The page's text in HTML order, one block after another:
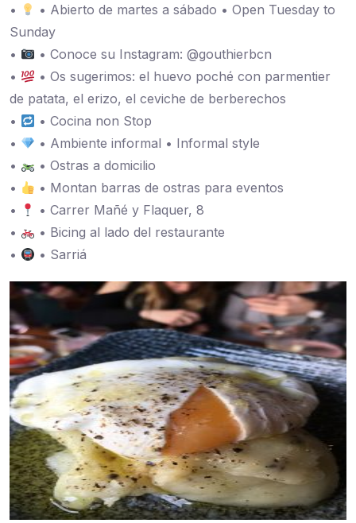
•
• Abierto de martes a sábado • Open Tuesday to
Sunday
•
• Conoce su Instagram: @gouthierbcn
•
• Os sugerimos: el huevo poché con parmentier
de patata, el erizo, el ceviche de berberechos
•
• Cocina non Stop
•
• Ambiente informal • Informal style
•
• Ostras a domicilio
•
• Montan barras de ostras para eventos
•
• Carrer Mañé y Flaquer, 8
•
• Bicing al lado del restaurante
•
• Sarriá